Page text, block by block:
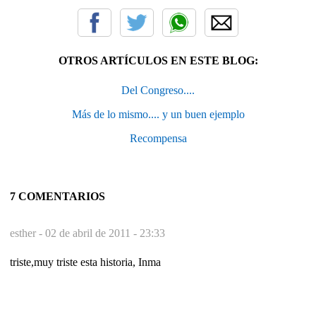
OTROS ARTÍCULOS EN ESTE BLOG:
Del Congreso....
Más de lo mismo.... y un buen ejemplo
Recompensa
7 COMENTARIOS
esther - 02 de abril de 2011 - 23:33
triste,muy triste esta historia, Inma